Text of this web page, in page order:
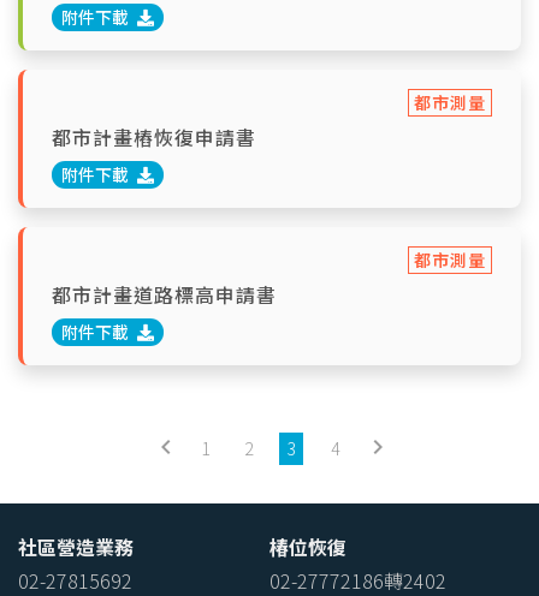
附件下載
都市測量
都市計畫樁恢復申請書
附件下載
都市測量
都市計畫道路標高申請書
附件下載
keyboard_arrow_left 1 2 3 4 keyboard_arrow_right
社區營造業務
02-27815692
椿位恢復
02-27772186轉2402